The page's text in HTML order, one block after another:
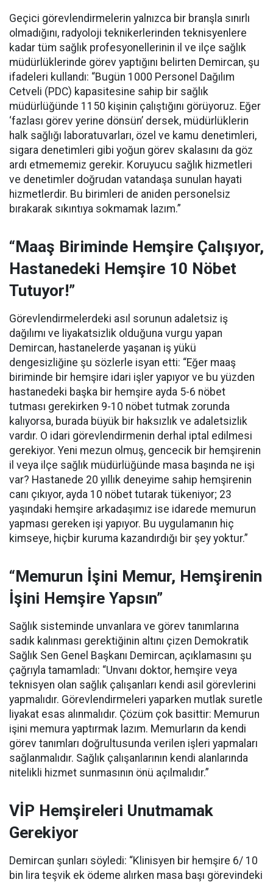
Geçici görevlendirmelerin yalnızca bir branşla sınırlı
olmadığını, radyoloji teknikerlerinden teknisyenlere
kadar tüm sağlık profesyonellerinin il ve ilçe sağlık
müdürlüklerinde görev yaptığını belirten Demircan, şu
ifadeleri kullandı: “Bugün 1000 Personel Dağılım
Cetveli (PDC) kapasitesine sahip bir sağlık
müdürlüğünde 1150 kişinin çalıştığını görüyoruz. Eğer
‘fazlası görev yerine dönsün’ dersek, müdürlüklerin
halk sağlığı laboratuvarları, özel ve kamu denetimleri,
sigara denetimleri gibi yoğun görev skalasını da göz
ardı etmememiz gerekir. Koruyucu sağlık hizmetleri
ve denetimler doğrudan vatandaşa sunulan hayati
hizmetlerdir. Bu birimleri de aniden personelsiz
bırakarak sıkıntıya sokmamak lazım.”
“Maaş Biriminde Hemşire Çalışıyor,
Hastanedeki Hemşire 10 Nöbet
Tutuyor!”
Görevlendirmelerdeki asıl sorunun adaletsiz iş
dağılımı ve liyakatsizlik olduğuna vurgu yapan
Demircan, hastanelerde yaşanan iş yükü
dengesizliğine şu sözlerle isyan etti: “Eğer maaş
biriminde bir hemşire idari işler yapıyor ve bu yüzden
hastanedeki başka bir hemşire ayda 5-6 nöbet
tutması gerekirken 9-10 nöbet tutmak zorunda
kalıyorsa, burada büyük bir haksızlık ve adaletsizlik
vardır. O idari görevlendirmenin derhal iptal edilmesi
gerekiyor. Yeni mezun olmuş, gencecik bir hemşirenin
il veya ilçe sağlık müdürlüğünde masa başında ne işi
var? Hastanede 20 yıllık deneyime sahip hemşirenin
canı çıkıyor, ayda 10 nöbet tutarak tükeniyor; 23
yaşındaki hemşire arkadaşımız ise idarede memurun
yapması gereken işi yapıyor. Bu uygulamanın hiç
kimseye, hiçbir kuruma kazandırdığı bir şey yoktur.”
“Memurun İşini Memur, Hemşirenin
İşini Hemşire Yapsın”
Sağlık sisteminde unvanlara ve görev tanımlarına
sadık kalınması gerektiğinin altını çizen Demokratik
Sağlık Sen Genel Başkanı Demircan, açıklamasını şu
çağrıyla tamamladı: “Unvanı doktor, hemşire veya
teknisyen olan sağlık çalışanları kendi asil görevlerini
yapmalıdır. Görevlendirmeleri yaparken mutlak suretle
liyakat esas alınmalıdır. Çözüm çok basittir: Memurun
işini memura yaptırmak lazım. Memurların da kendi
görev tanımları doğrultusunda verilen işleri yapmaları
sağlanmalıdır. Sağlık çalışanlarının kendi alanlarında
nitelikli hizmet sunmasının önü açılmalıdır.”
VİP Hemşireleri Unutmamak
Gerekiyor
Demircan şunları söyledi: “Klinisyen bir hemşire 6/ 10
bin lira teşvik ek ödeme alırken masa başı görevindeki